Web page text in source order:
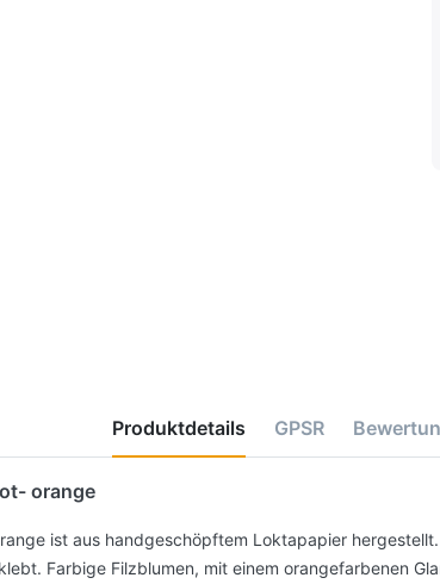
Produktdetails GPSR
orange
ist aus handgeschöpftem Loktapapier
Farbige Filzblumen, mit einem orangefarbenen